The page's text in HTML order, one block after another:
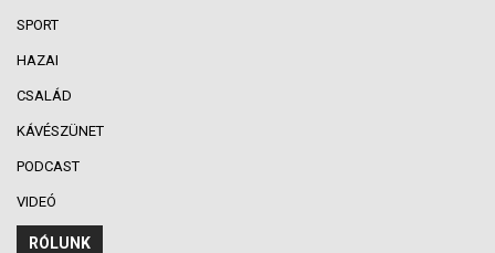
SPORT
HAZAI
CSALÁD
KÁVÉSZÜNET
PODCAST
VIDEÓ
RÓLUNK